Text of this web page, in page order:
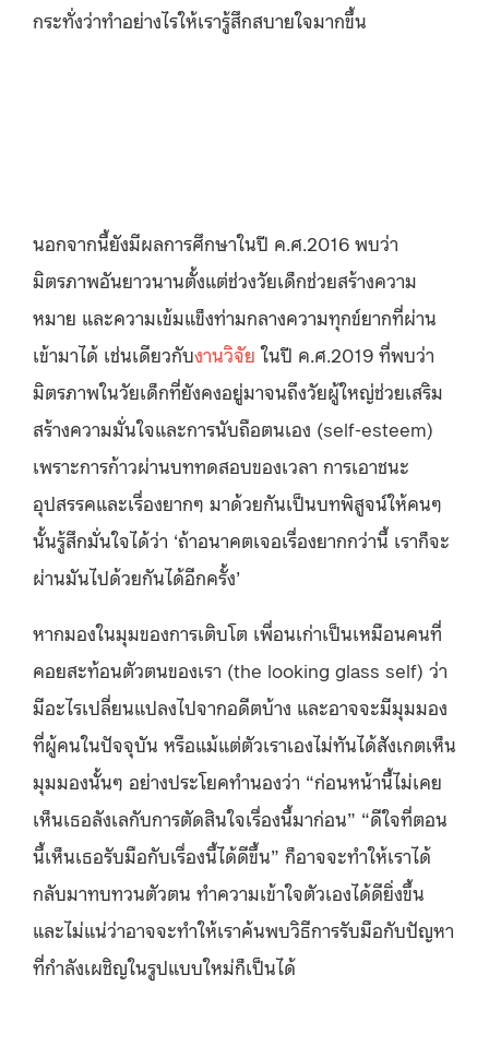
กระทั่งว่าทำอย่างไรให้เรารู้สึกสบายใจมากขึ้น
นอกจากนี้ยังมีผลการศึกษาในปี ค.ศ.2016 พบว่า
มิตรภาพอันยาวนานตั้งแต่ช่วงวัยเด็กช่วยสร้างความ
หมาย และความเข้มแข็งท่ามกลางความทุกข์ยากที่ผ่าน
เข้ามาได้ เช่นเดียวกับงานวิจัย ในปี ค.ศ.2019 ที่พบว่า
มิตรภาพในวัยเด็กที่ยังคงอยู่มาจนถึงวัยผู้ใหญ่ช่วยเสริม
สร้างความมั่นใจและการนับถือตนเอง (self-esteem)
เพราะการก้าวผ่านบททดสอบของเวลา การเอาชนะ
อุปสรรคและเรื่องยากๆ มาด้วยกันเป็นบทพิสูจน์ให้คนๆ
นั้นรู้สึกมั่นใจได้ว่า ‘ถ้าอนาคตเจอเรื่องยากกว่านี้ เราก็จะ
ผ่านมันไปด้วยกันได้อีกครั้ง’
หากมองในมุมของการเติบโต เพื่อนเก่าเป็นเหมือนคนที่
คอยสะท้อนตัวตนของเรา (the looking glass self) ว่า
มีอะไรเปลี่ยนแปลงไปจากอดีตบ้าง และอาจจะมีมุมมอง
ที่ผู้คนในปัจจุบัน หรือแม้แต่ตัวเราเองไม่ทันได้สังเกตเห็น
มุมมองนั้นๆ อย่างประโยคทำนองว่า “ก่อนหน้านี้ไม่เคย
เห็นเธอลังเลกับการตัดสินใจเรื่องนี้มาก่อน” “ดีใจที่ตอน
นี้เห็นเธอรับมือกับเรื่องนี้ได้ดีขึ้น” ก็อาจจะทำให้เราได้
กลับมาทบทวนตัวตน ทำความเข้าใจตัวเองได้ดียิ่งขึ้น
และไม่แน่ว่าอาจจะทำให้เราค้นพบวิธีการรับมือกับปัญหา
ที่กำลังเผชิญในรูปแบบใหม่ก็เป็นได้